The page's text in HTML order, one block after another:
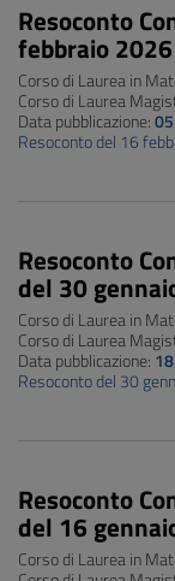
Resoconto
febbraio 2026
Corso di Laurea in
Corso di Laurea
Data pubblicazione:
Resoconto del 16
Resoconto
del 30
Corso di Laurea in
Corso di Laurea
Data pubblicazione:
Resoconto del 30
Resoconto
del 16
Corso di Laurea in